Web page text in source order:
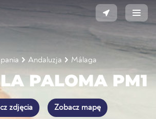
Andaluzja Málaga
PALOMA PM1
zdjęcia Zobacz mapę